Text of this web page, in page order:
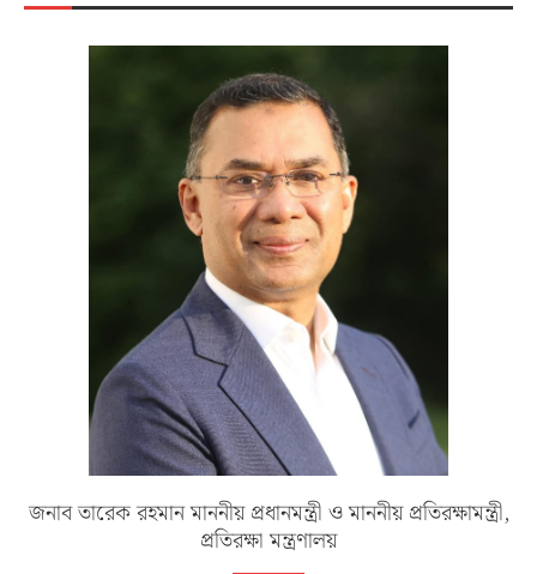
জনাব তারেক রহমান মাননীয় প্রধানমন্ত্রী ও মাননীয় প্রতিরক্ষামন্ত্রী,
প্রতিরক্ষা মন্ত্রণালয়